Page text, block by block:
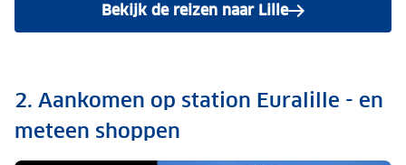
Bekijk de reizen naar Lille
2. Aankomen op station Euralille - en
meteen shoppen